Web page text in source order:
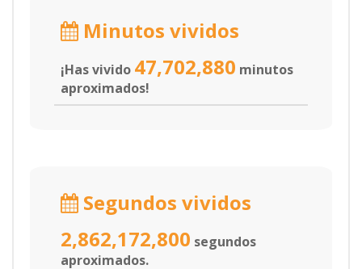
Minutos vividos
¡Has vivido 47,702,880 minutos
aproximados!
Segundos vividos
2,862,172,800 segundos
aproximados.